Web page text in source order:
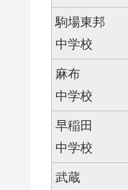
駒場東邦
中学校
麻布
中学校
早稲田
中学校
武蔵